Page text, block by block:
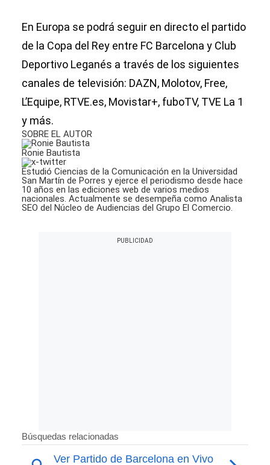
En Europa se podrá seguir en directo el partido
de la Copa del Rey entre FC Barcelona y Club
Deportivo Leganés a través de los siguientes
canales de televisión: DAZN, Molotov, Free,
L’Equipe, RTVE.es, Movistar+, fuboTV, TVE La 1
y más.
SOBRE EL AUTOR
Ronie Bautista
Estudió Ciencias de la Comunicación en la Universidad
San Martín de Porres y ejerce el periodismo desde hace
10 años en las ediciones web de varios medios
nacionales. Actualmente se desempeña como Analista
SEO del Núcleo de Audiencias del Grupo El Comercio.